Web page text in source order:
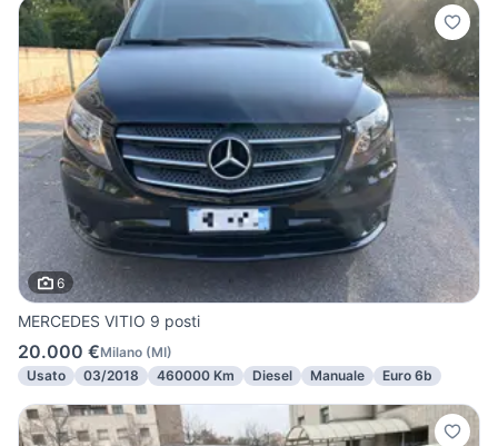
6
MERCEDES VITIO 9 posti
20.000 €Milano (MI)
Usato
03/2018 460000 Km Diesel Manuale Euro 6b